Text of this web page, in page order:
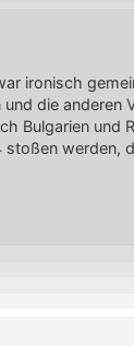
ironisch
die anderen
Bulgarien und
stoßen werden,